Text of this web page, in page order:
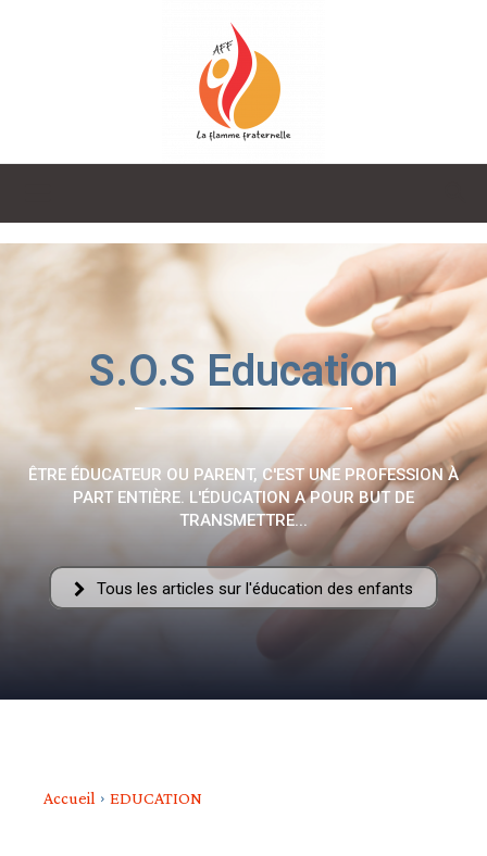
Fraternelle
–
AFF
S.O.S Education
ÊTRE ÉDUCATEUR OU PARENT, C'EST UNE PROFESSION À
PART ENTIÈRE. L'ÉDUCATION A POUR BUT DE
TRANSMETTRE...
Tous les articles sur l'éducation des enfants
Accueil EDUCATION